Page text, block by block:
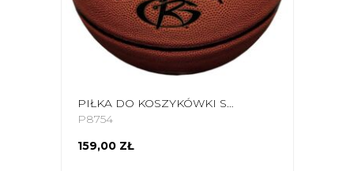
PIŁKA DO KOSZYKÓWKI SPALDING ROOKIE GEAR 76950Z
P8754
159,00 ZŁ